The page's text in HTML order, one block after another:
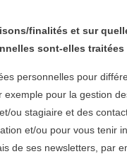
finalités et sur
sont-elles traitées
personnelles pour
exemple pour la gestion
ou stagiaire et des
et/ou pour vous tenir
de ses newsletters, par